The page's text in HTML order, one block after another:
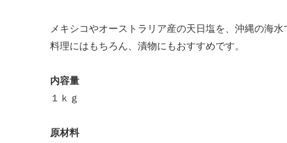
メキシコやオーストラリア産の天日塩を、沖縄の海水
料理にはもちろん、漬物にもおすすめです。
内容量
１ｋｇ
原材料